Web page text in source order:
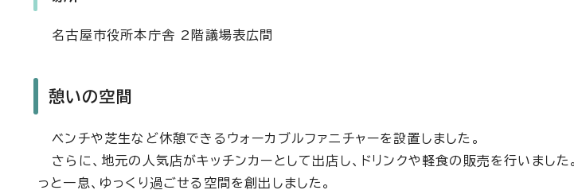
名古屋市役所本庁舎 2階議場表広間
憩いの空間
ベンチや芝生など休憩できるウォーカブルファニチャーを設置しました。
さらに、地元の人気店がキッチンカーとして出店し、ドリンクや軽食の販売を行いまし
っと一息、ゆっくり過ごせる空間を創出しました。